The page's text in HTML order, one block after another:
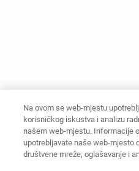
Na ovom se web-mjestu
korisničkog iskustva i analizu
našem web-mjestu. Informacije
upotrebljavate naše web-mjesto
društvene mreže, oglašavanje i